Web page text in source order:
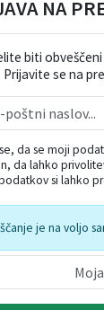
NA
biti
Prijavite se na
da se moji
da lahko
si lahko
je na voljo